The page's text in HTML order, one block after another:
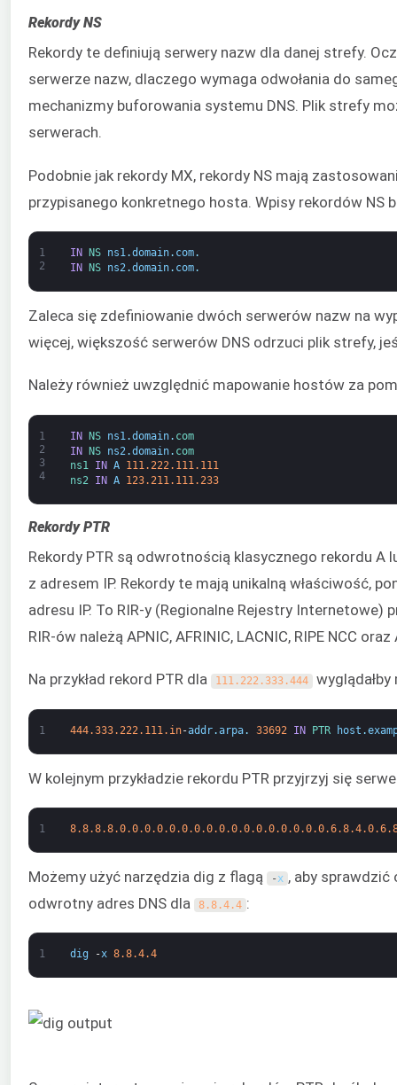
Rekordy NS
Rekordy te definiują serwery nazw dla danej strefy.
serwerze nazw, dlaczego wymaga odwołania do
mechanizmy buforowania systemu DNS. Plik strefy
serwerach.
Podobnie jak rekordy MX, rekordy NS mają
przypisanego konkretnego hosta. Wpisy rekordów NS
1
2
IN NS ns1.domain. com.
IN NS ns2.domain. com.
Zaleca się zdefiniowanie dwóch serwerów nazw na
więcej, większość serwerów DNS odrzuci plik strefy,
Należy również uwzględnić mapowanie hostów za
1
2
3
4
IN NS ns1.domain. com
IN NS ns2 .domain. com
ns1 IN A
111.222.111.111
ns2 IN A 123.211.111.233
Rekordy PTR
Rekordy PTR są odwrotnością klasycznego rekordu A
z adresem IP. Rekordy te mają unikalną właściwość,
adresu IP. To RIR-y (Regionalne Rejestry
RIR-ów należą APNIC, AFRINIC, LACNIC, RIPE NCC oraz
Na przykład rekord PTR dla 111.222.333.444 wyglądałby
1 444.333.222.111.in-addr.arpa. 33692 IN PTR host .
W kolejnym przykładzie rekordu PTR przyjrzyj się
1
Możemy użyć narzędzia dig z flagą -x , aby sprawdzić
odwrotny adres DNS dla
8.8.4.4 :
1 dig -x 8.8.4.4